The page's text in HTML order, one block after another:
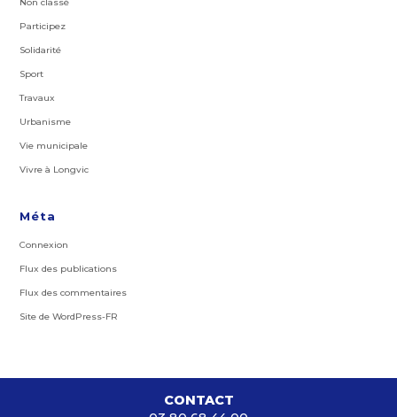
Participez
Solidarité
Sport
Travaux
Urbanisme
Vie municipale
Vivre à Longvic
Méta
Connexion
Flux des publications
Flux des commentaires
Site de WordPress-FR
CONTACT